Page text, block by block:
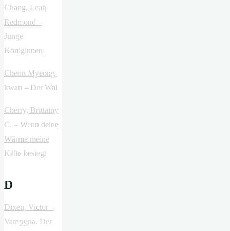
Chang, Leah
Redmond –
Junge
Königinnen
Cheon Myeong-
kwan – Der Wal
Cherry, Brittainy
C. – Wenn deine
Wärme meine
Kälte besiegt
D
Dixen, Victor –
Vampyria. Der